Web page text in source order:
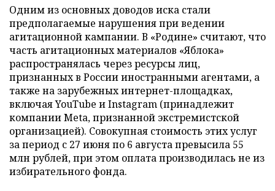
Одним из основных доводов иска стали
предполагаемые нарушения при ведении
агитационной кампании. В «Родине» считают, что
часть агитационных материалов «Яблока»
распространялась через ресурсы лиц,
признанных в России иностранными агентами, а
также на зарубежных интернет-площадках,
включая YouTube и Instagram (принадлежит
компании Meta, признанной экстремистской
организацией). Совокупная стоимость этих услуг
за период с 27 июня по 6 августа превысила 55
млн рублей, при этом оплата производилась не из
избирательного фонда.